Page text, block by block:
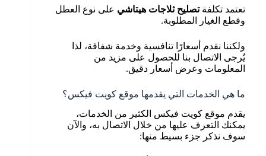
تعتمد تكلفةتصليح ثلاجات هيتاشي على نوع العطل
وقطع الغيار المطلوبة.
ولكننا نقدم أسعارًا تنافسية وخدمة شفافة، لذا
يُرجى الاتصال بنا للحصول على مزيد من
المعلومات وعرض أسعار دقيق.
ما هي الخدمات التي يقدمها موقع كويت فيكس؟
يقدم موقع كويت فيكس الكثير من الخدمات،
يمكنك التعرف عليها من خلال الاتصال به، والآن
سوف نذكر جزء بسيط منها: